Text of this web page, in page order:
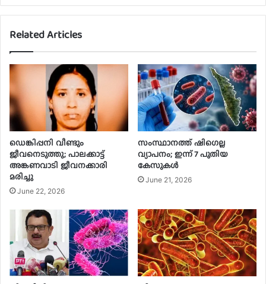
Related Articles
ഡെങ്കിപ്പനി വീണ്ടും
ജീവനെടുത്തു; പാലക്കാട്ട്
അങ്കണവാടി ജീവനക്കാരി
മരിച്ചു
June 22, 2026
സംസ്ഥാനത്ത് ഷിഗെല്ല
വ്യാപനം; ഇന്ന് 7 പുതിയ
കേസുകൾ
June 21, 2026